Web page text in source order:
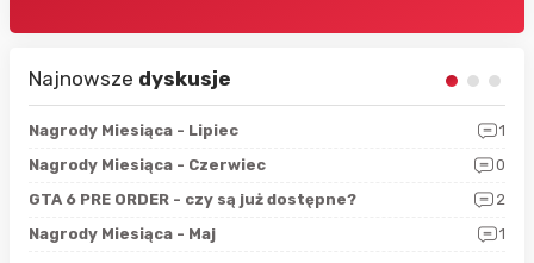
Najnowsze dyskusje
Nagrody Miesiąca - Lipiec
1
Nagrody Miesiąca - Czerwiec
0
GTA 6 PRE ORDER - czy są już dostępne?
2
Nagrody Miesiąca - Maj
1